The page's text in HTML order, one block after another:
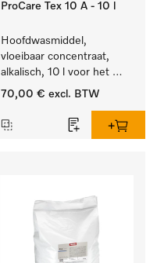
ProCare Tex 10 A - 10 l
Hoofdwasmiddel,
vloeibaar concentraat,
alkalisch, 10 l voor het
reinigen van wit wasgoed
70,00 € excl. BTW